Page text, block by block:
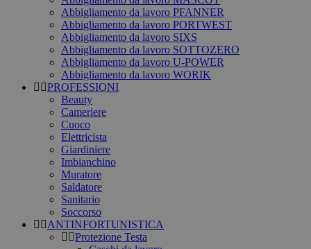
Abbigliamento da lavoro PFANNER
Abbigliamento da lavoro PORTWEST
Abbigliamento da lavoro SIXS
Abbigliamento da lavoro SOTTOZERO
Abbigliamento da lavoro U-POWER
Abbigliamento da lavoro WORIK
PROFESSIONI
Beauty
Cameriere
Cuoco
Elettricista
Giardiniere
Imbianchino
Muratore
Saldatore
Sanitario
Soccorso
ANTINFORTUNISTICA
Protezione Testa